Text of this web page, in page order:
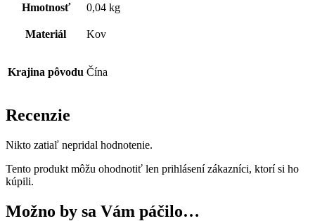
Hmotnosť 0,04 kg
Materiál Kov
Krajina pôvodu Čína
Recenzie
Nikto zatiaľ nepridal hodnotenie.
Tento produkt môžu ohodnotiť len prihlásení zákazníci, ktorí si ho
kúpili.
Možno by sa Vám páčilo…